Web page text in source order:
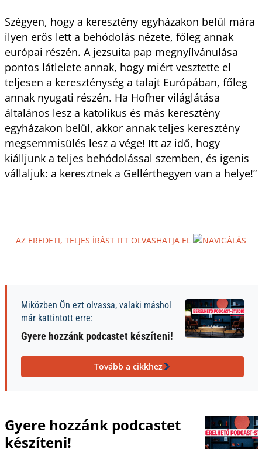
Szégyen, hogy a keresztény egyházakon belül mára
ilyen erős lett a behódolás nézete, főleg annak
európai részén. A jezsuita pap megnyílvánulása
pontos látlelete annak, hogy miért vesztette el
teljesen a kereszténység a talajt Európában, főleg
annak nyugati részén. Ha Hofher világlátása
általános lesz a katolikus és más keresztény
egyházakon belül, akkor annak teljes keresztény
megsemmisülés lesz a vége! Itt az idő, hogy
kiálljunk a teljes behódolással szemben, és igenis
vállaljuk: a keresztnek a Gellérthegyen van a helye!”
AZ EREDETI, TELJES ÍRÁST ITT OLVASHATJA EL
Miközben Ön ezt olvassa, valaki máshol
már kattintott erre:
Gyere hozzánk podcastet készíteni!
Tovább a cikkhez
Gyere hozzánk podcastet
készíteni!